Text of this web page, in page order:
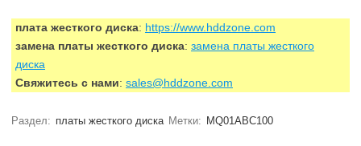
плата жесткого диска: https://www.hddzone.com
замена платы жесткого диска: замена платы жесткого
диска
Свяжитесь с нами: sales@hddzone.com
Раздел: платы жесткого диска Метки: MQ01ABC100